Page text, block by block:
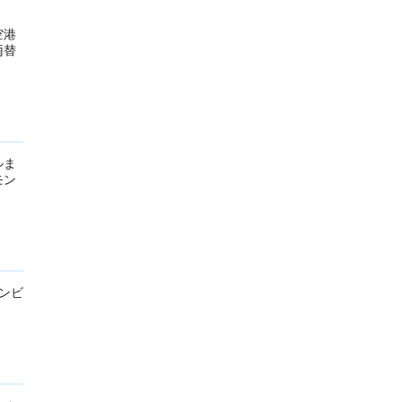
港
替
ン
ビ